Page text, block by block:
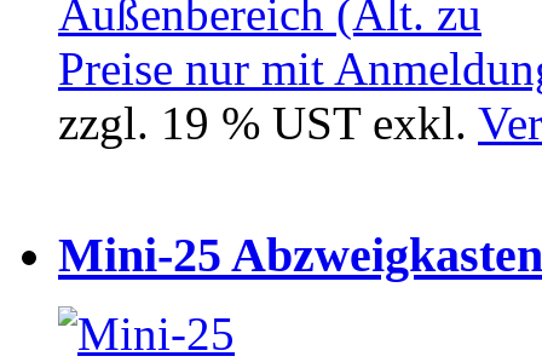
Preise nur mit
zzgl. 19 % UST exkl.
Mini-25